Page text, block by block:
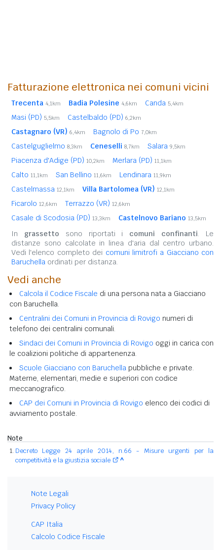
Fatturazione elettronica nei comuni vicini
Trecenta 4,1km Badia Polesine 4,6km Canda 5,4km
Masi (PD) 5,5km Castelbaldo (PD) 6,2km
Castagnaro (VR) 6,4km Bagnolo di Po 7,0km
Castelguglielmo 8,3km Ceneselli 8,7km Salara 9,5km
Piacenza d'Adige (PD) 10,2km Merlara (PD) 11,1km
Calto 11,1km San Bellino 11,6km Lendinara 11,9km
Castelmassa 12,1km Villa Bartolomea (VR) 12,1km
Ficarolo 12,6km Terrazzo (VR) 12,6km
Casale di Scodosia (PD) 13,3km Castelnovo Bariano 13,5km
In grassetto sono riportati i comuni confinanti. Le
distanze sono calcolate in linea d'aria dal centro urbano.
Vedi l'elenco completo dei comuni limitrofi a Giacciano con
Baruchella ordinati per distanza.
Vedi anche
Calcola il Codice Fiscale di una persona nata a Giacciano
con Baruchella.
Centralini dei Comuni in Provincia di Rovigo numeri di
telefono dei centralini comunali.
Sindaci dei Comuni in Provincia di Rovigo oggi in carica con
le coalizioni politiche di appartenenza.
Scuole Giacciano con Baruchella pubbliche e private.
Materne, elementari, medie e superiori con codice
meccanografico.
CAP dei Comuni in Provincia di Rovigo elenco dei codici di
avviamento postale.
Note
Decreto Legge 24 aprile 2014, n.66 - Misure urgenti per la
competitività e la giustizia sociale
^
Note Legali
Privacy Policy
CAP Italia
Calcolo Codice Fiscale